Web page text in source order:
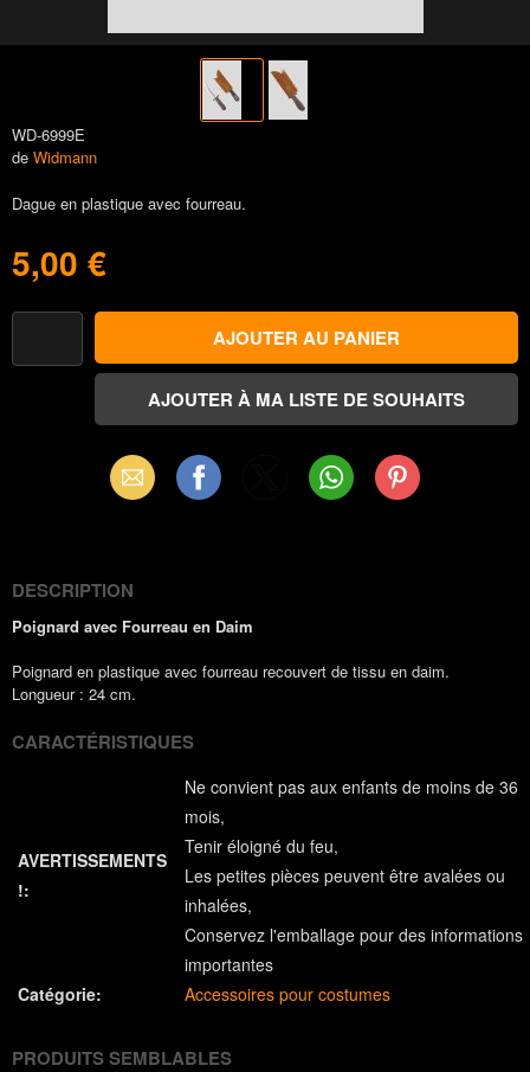
WD-6999E
de Widmann
Dague en plastique avec fourreau.
5,00 €
Email Facebook WhatsAppPinterest
DESCRIPTION
Poignard avec Fourreau en Daim
Poignard en plastique avec fourreau recouvert de tissu en daim.
Longueur : 24 cm.
CARACTÉRISTIQUES
AVERTISSEMENTS
!:
Ne convient pas aux enfants de moins de 36
mois
Tenir éloigné du feu
Les petites pièces peuvent être avalées ou
inhalées
Conservez l'emballage pour des informations
importantes
Catégorie:
Accessoires pour costumes
PRODUITS SEMBLABLES